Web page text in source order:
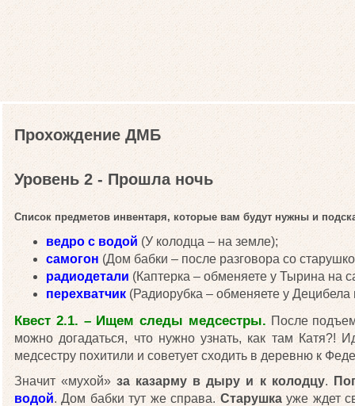
Прохождение ДМБ
Уровень 2 - Прошла ночь
Список предметов инвентаря, которые вам будут нужны и
ведро с водой (У колодца – на земле);
самогон (Дом бабки – после разговора со
радиодетали (Каптерка – обменяете у Тырина на
перехватчик (Радиорубка – обменяете у Децибела
Квест 2.1. – Ищем следы медсестры. После
можно догадаться, что нужно узнать, как там Катя?!
медсестру похитили и советует сходить в деревню к
Значит «мухой»за казарму в дыру и к колодцу.
водой. Дом бабки тут же справа. Старушкауже ждет